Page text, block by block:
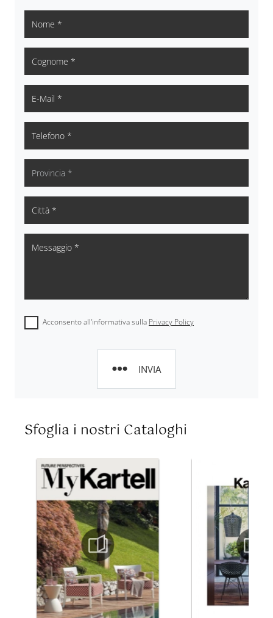
Acconsento all'informativa sulla Privacy Policy
INVIA
Sfoglia i nostri Cataloghi